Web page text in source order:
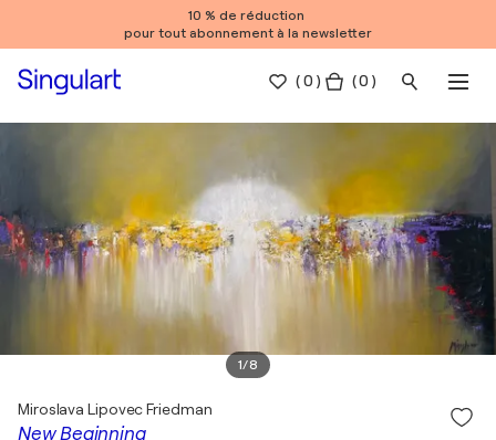
10 % de réduction
pour tout abonnement à la newsletter
(0 ) ( 0 )
1/8
New Beginning
Miroslava Lipovec Friedman